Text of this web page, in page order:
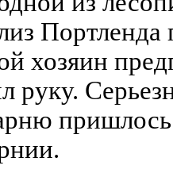
хозяин
руку.
пришлось